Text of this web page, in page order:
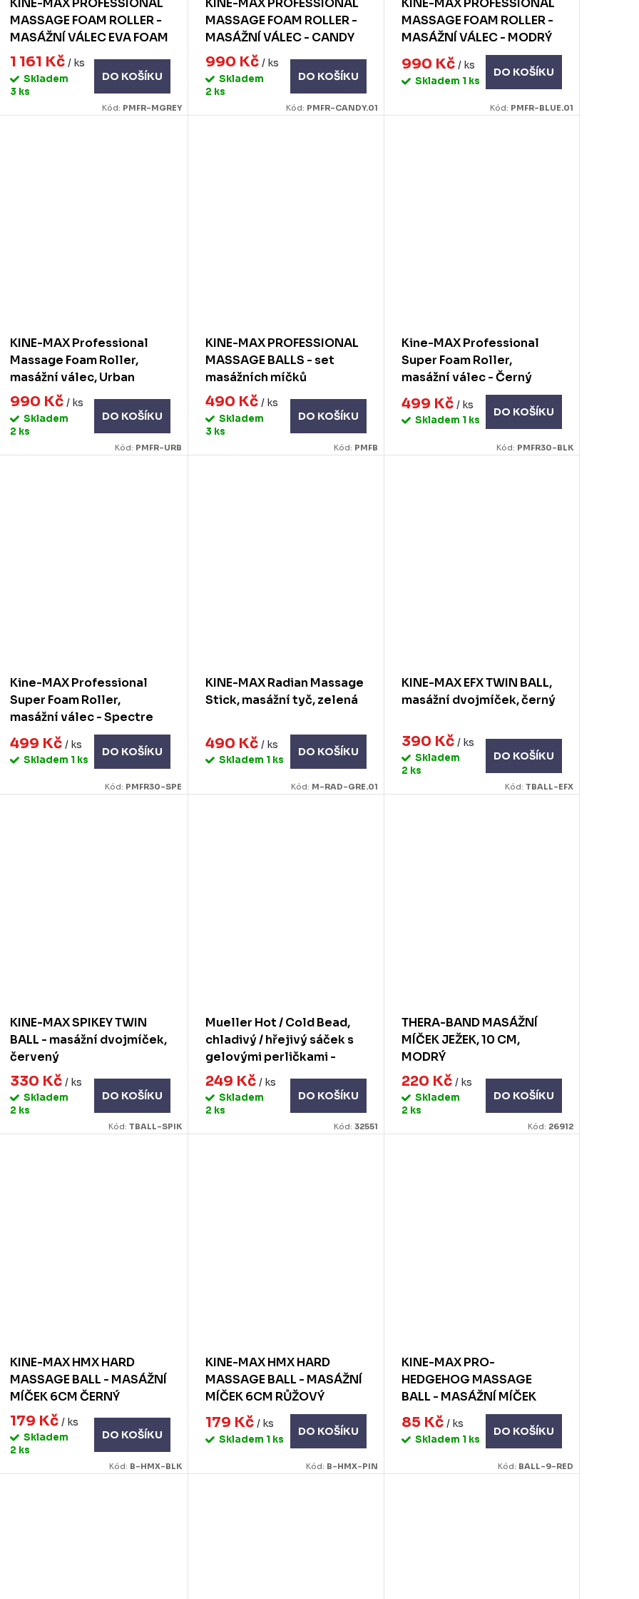
KINE-MAX PROFESSIONAL
MASSAGE FOAM ROLLER -
MASÁŽNÍ VÁLEC EVA FOAM
90CM - ŠEDÝ
1 161 Kč / ks
Skladem
3 ks
DO KOŠÍKU
Kód: PMFR-MGREY
KINE-MAX PROFESSIONAL
MASSAGE FOAM ROLLER -
MASÁŽNÍ VÁLEC - CANDY
990 Kč/ ks
Skladem
2 ks
DO KOŠÍKU
Kód: PMFR-CANDY.01
KINE-MAX PROFESSIONAL
MASSAGE FOAM ROLLER -
MASÁŽNÍ VÁLEC - MODRÝ
990 Kč / ks
Skladem 1 ks
DO KOŠÍKU
Kód: PMFR-BLUE.01
KINE-MAX Professional
Massage Foam Roller,
masážní válec, Urban
990 Kč / ks
Skladem
2 ks
DO KOŠÍKU
Kód: PMFR-URB
KINE-MAX PROFESSIONAL
MASSAGE BALLS - set
masážních míčků
490 Kč/ ks
Skladem
3 ks
DO KOŠÍKU
Kód: PMFB
Kine-MAX Professional
Super Foam Roller,
masážní válec - Černý
499 Kč / ks
Skladem 1 ks
DO KOŠÍKU
Kód: PMFR30-BLK
Kine-MAX Professional
Super Foam Roller,
masážní válec - Spectre
499 Kč / ks
Skladem 1 ks
DO KOŠÍKU
Kód: PMFR30-SPE
KINE-MAX Radian Massage
Stick, masážní tyč, zelená
490 Kč/ ks
Skladem 1 ks
DO KOŠÍKU
Kód: M-RAD-GRE.01
KINE-MAX EFX TWIN BALL,
masážní dvojmíček, černý
390 Kč / ks
Skladem
2 ks
DO KOŠÍKU
Kód: TBALL-EFX
KINE-MAX SPIKEY TWIN
BALL - masážní dvojmíček,
červený
330 Kč / ks
Skladem
2 ks
DO KOŠÍKU
Kód:TBALL-SPIK
Mueller Hot / Cold Bead,
chladivý / hřejivý sáček s
gelovými perličkami -
modrý
249 Kč/ ks
Skladem
2 ks
DO KOŠÍKU
Kód: 32551
THERA-BAND MASÁŽNÍ
MÍČEK JEŽEK, 10 CM,
MODRÝ
220 Kč / ks
Skladem
2 ks
DO KOŠÍKU
Kód: 26912
KINE-MAX HMX HARD
MASSAGE BALL - MASÁŽNÍ
MÍČEK 6CM ČERNÝ
179 Kč / ks
Skladem
2 ks
DO KOŠÍKU
Kód: B-HMX-BLK
KINE-MAX HMX HARD
MASSAGE BALL - MASÁŽNÍ
MÍČEK 6CM RŮŽOVÝ
179 Kč/ ks
Skladem 1 ks
DO KOŠÍKU
Kód: B-HMX-PIN
KINE-MAX PRO-
HEDGEHOG MASSAGE
BALL - MASÁŽNÍ MÍČEK
JEŽEK 9CM - ČERVENÝ
85 Kč / ks
Skladem 1 ks
DO KOŠÍKU
Kód: BALL-9-RED